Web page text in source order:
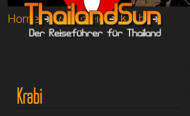
Home➔Reiseziele➔Krabi➔
Krabi